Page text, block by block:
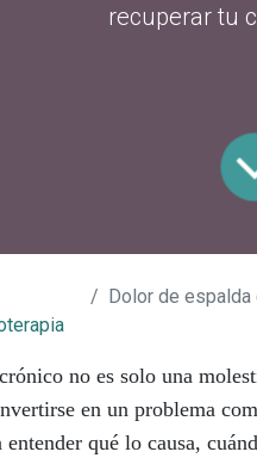
recuperar tu
Dolor de espalda
no es solo una
en un problema
qué lo causa,